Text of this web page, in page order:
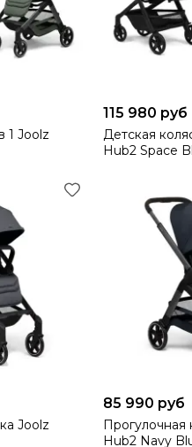
1 Joolz
115 980 руб
Детская
Hub2 Space
Joolz
85 990 руб
Прогулочная
Hub2 Navy